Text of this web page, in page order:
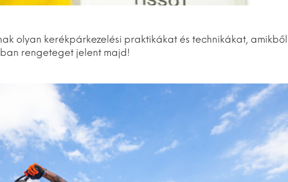
olyan kerékpárkezelési praktikákat és technikákat,
rengeteget jelent majd!